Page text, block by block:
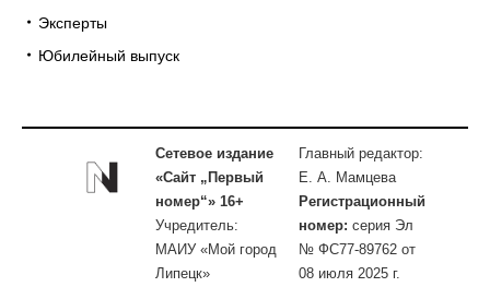
Эксперты
Юбилейный выпуск
Сетевое издание
«Сайт „Первый
номер“» 16+
Учредитель:
МАИУ «Мой город
Липецк»
Главный редактор:
Е. А. Мамцева
Регистрационный
номер: серия Эл
№ ФС77-89762 от
08 июля 2025 г.